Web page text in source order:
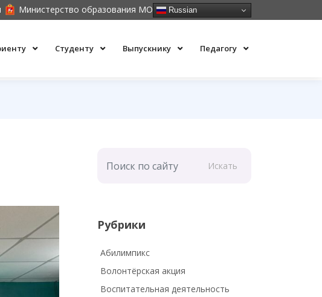
Министерство образования МО Russian
Студенту Выпускнику Педагогу
Искать
Рубрики
Абилимпикс
Волонтёрская акция
Воспитательная деятельность